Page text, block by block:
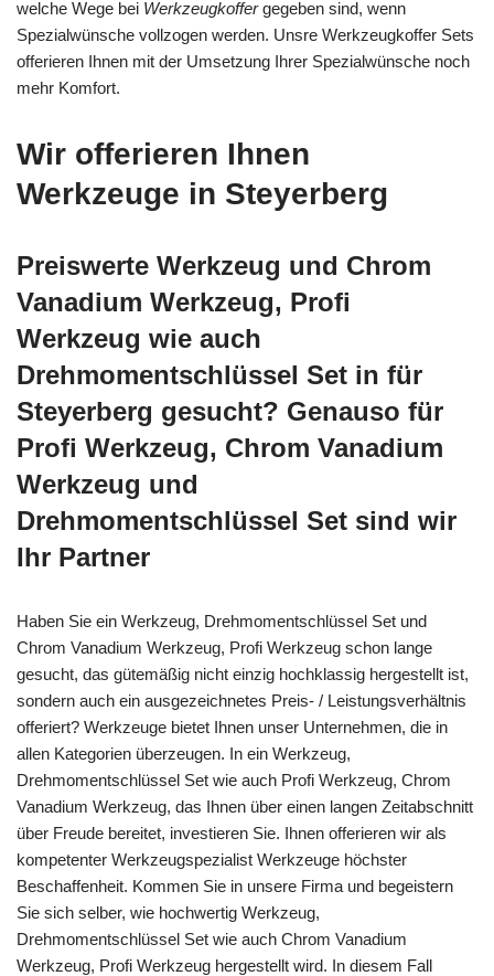
welche Wege bei Werkzeugkoffergegeben sind, wenn
Spezialwünsche vollzogen werden. Unsre Werkzeugkoffer Sets
offerieren Ihnen mit der Umsetzung Ihrer Spezialwünsche noch
mehr Komfort.
Wir offerieren Ihnen
Werkzeuge in Steyerberg
Preiswerte Werkzeug und Chrom
Vanadium Werkzeug, Profi
Werkzeug wie auch
Drehmomentschlüssel Set in für
Steyerberg gesucht? Genauso für
Profi Werkzeug, Chrom Vanadium
Werkzeug und
Drehmomentschlüssel Set sind wir
Ihr Partner
Haben Sie ein Werkzeug, Drehmomentschlüssel Set und
Chrom Vanadium Werkzeug, Profi Werkzeug schon lange
gesucht, das gütemäßig nicht einzig hochklassig hergestellt ist,
sondern auch ein ausgezeichnetes Preis- / Leistungsverhältnis
offeriert? Werkzeuge bietet Ihnen unser Unternehmen, die in
allen Kategorien überzeugen. In ein Werkzeug,
Drehmomentschlüssel Set wie auch Profi Werkzeug, Chrom
Vanadium Werkzeug, das Ihnen über einen langen Zeitabschnitt
über Freude bereitet, investieren Sie. Ihnen offerieren wir als
kompetenter Werkzeugspezialist Werkzeuge höchster
Beschaffenheit. Kommen Sie in unsere Firma und begeistern
Sie sich selber, wie hochwertig Werkzeug,
Drehmomentschlüssel Set wie auch Chrom Vanadium
Werkzeug, Profi Werkzeug hergestellt wird. In diesem Fall